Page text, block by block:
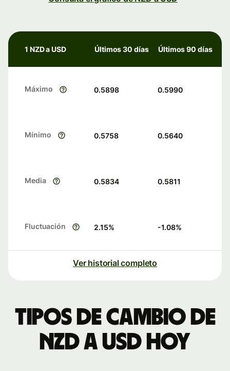
1 NZD a USD Últimos 30 días Últimos 90 días
Máximo 0.5898 0.5990
Mínimo 0.5758 0.5640
Media 0.5834 0.5811
Fluctuación 2.15% -1.08%
Ver historial completo
Tipos de cambio de
NZD a USD hoy